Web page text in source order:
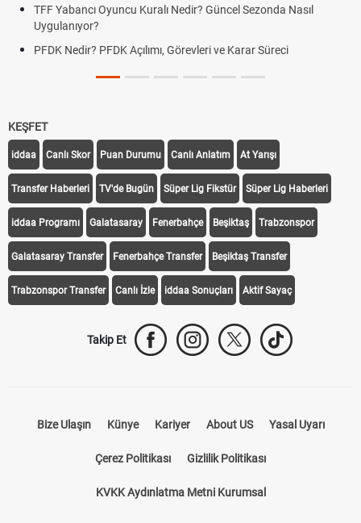
TFF Yabancı Oyuncu Kuralı Nedir? Güncel Sezonda Nasıl
Uygulanıyor?
PFDK Nedir? PFDK Açılımı, Görevleri ve Karar Süreci
KEŞFET
iddaa Canlı Skor Puan Durumu Canlı Anlatım At Yarışı
Transfer Haberleri TV'de Bugün Süper Lig Fikstür Süper Lig Haberleri
iddaa Programı Galatasaray Fenerbahçe Beşiktaş Trabzonspor
Galatasaray Transfer Fenerbahçe Transfer Beşiktaş Transfer
Trabzonspor Transfer Canlı İzle iddaa Sonuçları Aktif Sayaç